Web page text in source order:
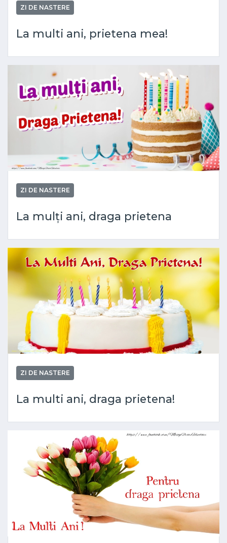
ZI DE NASTERE
La multi ani, prietena mea!
ZI DE NASTERE
La mulți ani, draga prietena
ZI DE NASTERE
La multi ani, draga prietena!